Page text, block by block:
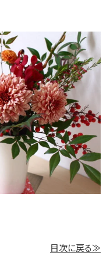
目次に戻る≫